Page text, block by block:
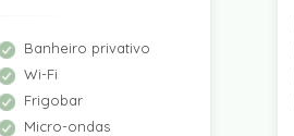
Banheiro privativo
Wi-Fi
Frigobar
Micro-ondas